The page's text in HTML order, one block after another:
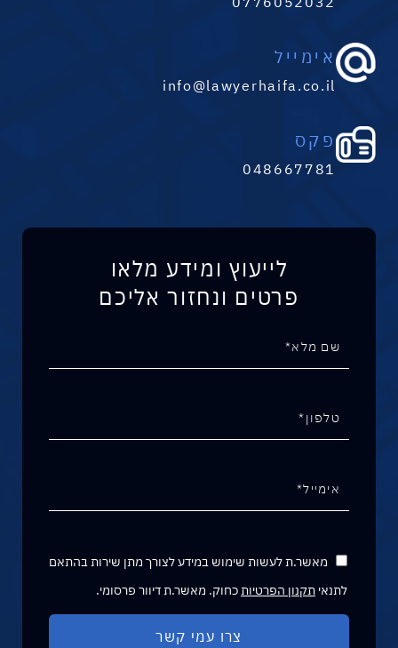
אימייל
info@lawyerhaifa.co.il
פקס
048667781
לייעוץ ומידע מלאו
פרטים ונחזור אליכם
מאשר.ת לעשות שימוש במידע לצורך מתן שירות בהתאם
לתנאי תקנון הפרטיות כחוק. מאשר.ת דיוור פרסומי.